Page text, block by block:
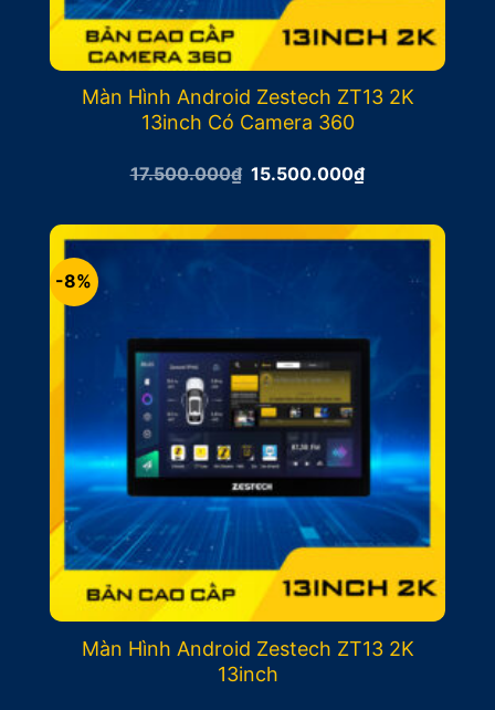
Màn Hình Android Zestech ZT13 2K
13inch Có Camera 360
17.500.000₫ Giá
17.500.000₫.
15.500.000₫Giá
là:
15.500.000₫.
-8%
Màn Hình Android Zestech ZT13 2K
13inch